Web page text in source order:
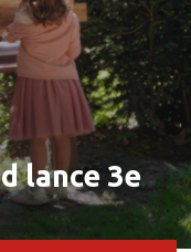
lance 3e